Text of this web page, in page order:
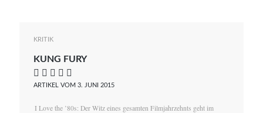
KRITIK
KUNG FURY
    
ARTIKEL VOM 3. JUNI 2015
I Love the ’80s: Der Witz eines gesamten Filmjahrzehnts geht im